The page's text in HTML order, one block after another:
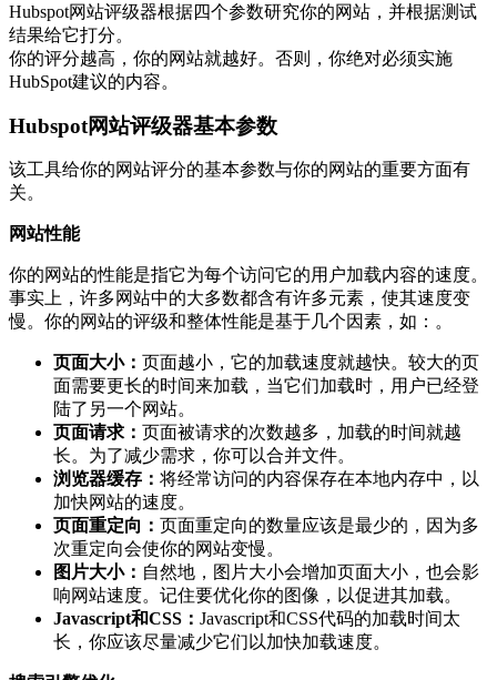
Hubspot网站评级器根据四个参数研究你的网站，并根据测试
结果给它打分。
你的评分越高，你的网站就越好。否则，你绝对必须实施
HubSpot建议的内容。
Hubspot网站评级器基本参数
该工具给你的网站评分的基本参数与你的网站的重要方面有
关。
网站性能
你的网站的性能是指它为每个访问它的用户加载内容的速度。
事实上，许多网站中的大多数都含有许多元素，使其速度变
慢。你的网站的评级和整体性能是基于几个因素，如：。
页面大小： 页面越小，它的加载速度就越快。较大的页
面需要更长的时间来加载，当它们加载时，用户已经登
陆了另一个网站。
页面请求： 页面被请求的次数越多，加载的时间就越
长。为了减少需求，你可以合并文件。
浏览器缓存： 将经常访问的内容保存在本地内存中，以
加快网站的速度。
页面重定向： 页面重定向的数量应该是最少的，因为多
次重定向会使你的网站变慢。
图片大小： 自然地，图片大小会增加页面大小，也会影
响网站速度。记住要优化你的图像，以促进其加载。
Javascript和CSS： Javascript和CSS代码的加载时间太
长，你应该尽量减少它们以加快加载速度。